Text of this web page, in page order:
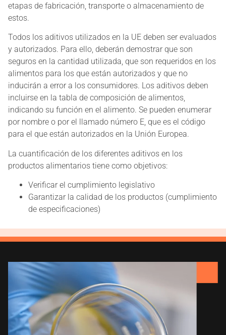
etapas de fabricación, transporte o almacenamiento de
estos.
Todos los aditivos utilizados en la UE deben ser evaluados
y autorizados. Para ello, deberán demostrar que son
seguros en la cantidad utilizada, que son requeridos en los
alimentos para los que están autorizados y que no
inducirán a error a los consumidores. Los aditivos deben
incluirse en la tabla de composición de alimentos,
indicando su función en el alimento. Se pueden enumerar
por nombre o por el llamado número E, que es el código
para el que están autorizados en la Unión Europea.
La cuantificación de los diferentes aditivos en los
productos alimentarios tiene como objetivos:
Verificar el cumplimiento legislativo
Garantizar la calidad de los productos (cumplimiento
de especificaciones)